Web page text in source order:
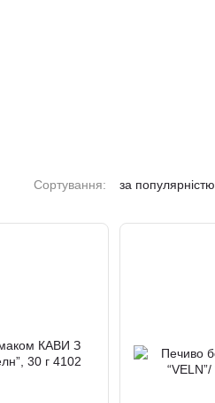
Сортування: за популярністю